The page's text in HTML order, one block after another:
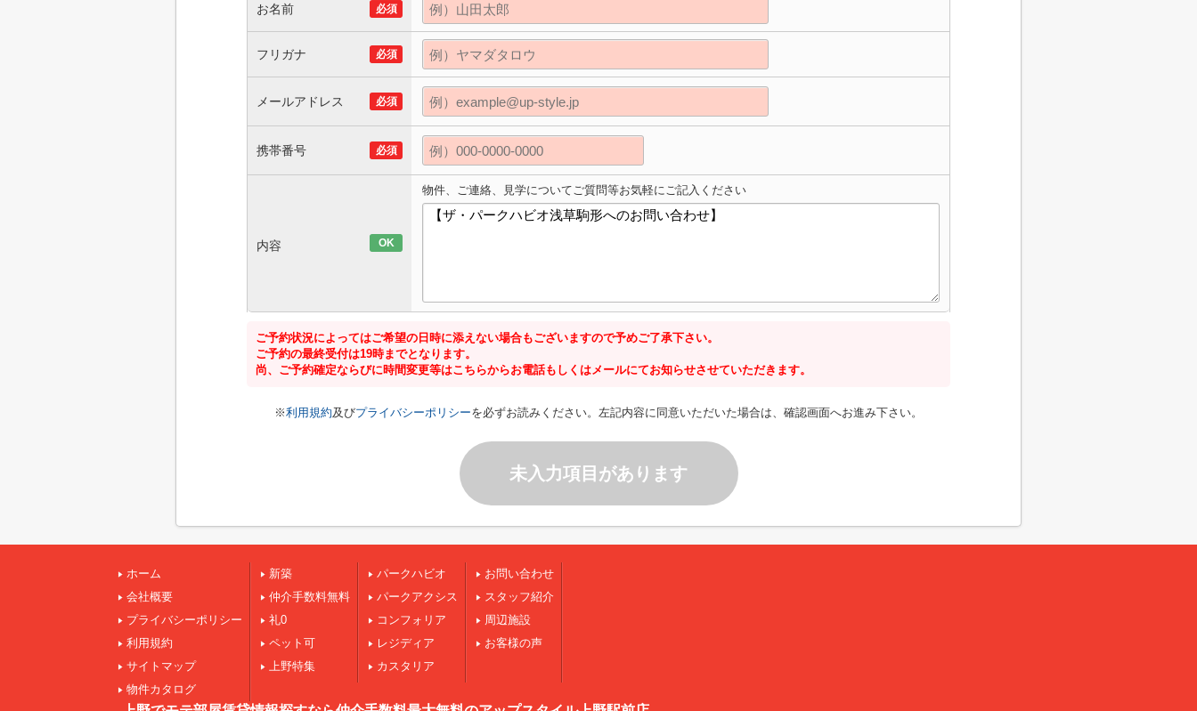
お名前 必須
フリガナ 必須
メールアドレス 必須
携帯番号 必須
内容 OK
物件、ご連絡、見学についてご質問等お気軽にご記入ください
ご予約状況によってはご希望の日時に添えない場合もございますので予めご了承下さい。
ご予約の最終受付は19時までとなります。
尚、ご予約確定ならびに時間変更等はこちらからお電話もしくはメールにてお知らせさせていただきます。
※利用規約及びプライバシーポリシーを必ずお読みください。左記内容に同意いただいた場合は、確認画面へお進み下さい。
未入力項目があります
ホーム
会社概要
プライバシーポリシー
利用規約
サイトマップ
物件カタログ
新築
仲介手数料無料
礼0
ペット可
上野特集
パークハビオ
パークアクシス
コンフォリア
レジディア
カスタリア
お問い合わせ
スタッフ紹介
周辺施設
お客様の声